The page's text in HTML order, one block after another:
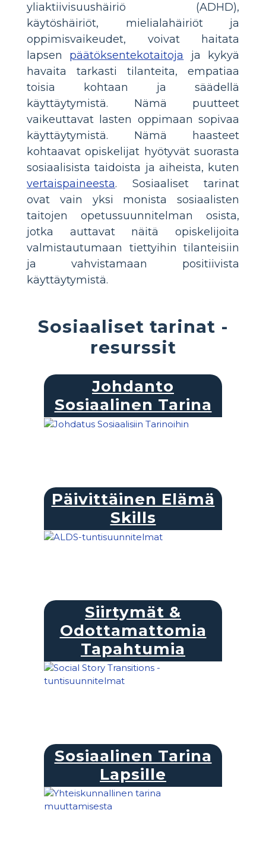
yliaktiivisuushäiriö (ADHD),
käytöshäiriöt, mielialahäiriöt ja
oppimisvaikeudet, voivat haitata
lapsen päätöksentekotaitoja
ja kykyä
havaita tarkasti tilanteita, empatiaa
toisia kohtaan ja säädellä
käyttäytymistä. Nämä puutteet
vaikeuttavat lasten oppimaan sopivaa
käyttäytymistä. Nämä haasteet
kohtaavat opiskelijat hyötyvät suorasta
sosiaalisista taidoista ja aiheista, kuten
vertaispaineesta. Sosiaaliset tarinat
ovat vain yksi monista sosiaalisten
taitojen opetussuunnitelman osista,
jotka auttavat näitä opiskelijoita
valmistautumaan tiettyihin tilanteisiin
ja vahvistamaan positiivista
käyttäytymistä.
Sosiaaliset tarinat -
resurssit
Johdanto
Sosiaalinen Tarina
Päivittäinen Elämä
Skills
Siirtymät &
Odottamattomia
Tapahtumia
Sosiaalinen Tarina
Lapsille